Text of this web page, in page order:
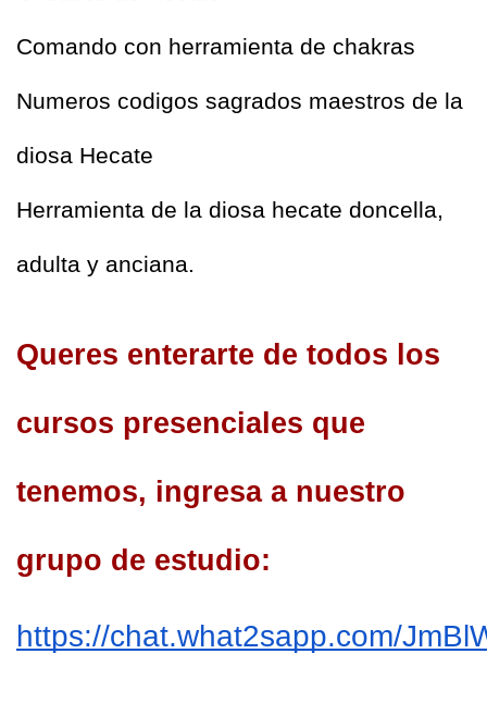
Comando con herramienta de chakras
Numeros codigos sagrados maestros de la
diosa Hecate
Herramienta de la diosa hecate doncella,
adulta y anciana.
Queres enterarte de todos los
cursos presenciales que
tenemos, ingresa a nuestro
grupo de estudio:
https://chat.what2sapp.com/